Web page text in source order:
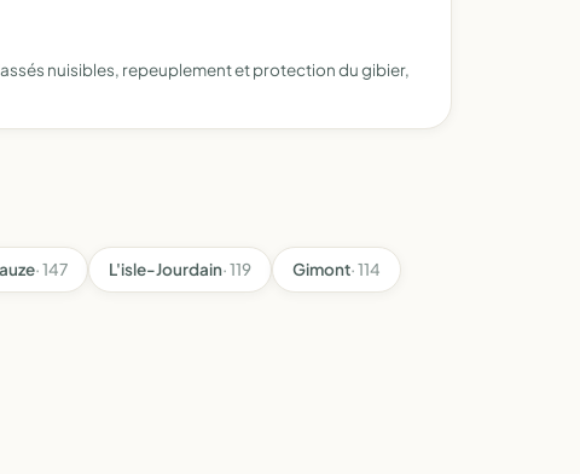
nuisibles, repeuplement et protection du gibier,
· 147 L'isle-Jourdain· 119 Gimont· 114